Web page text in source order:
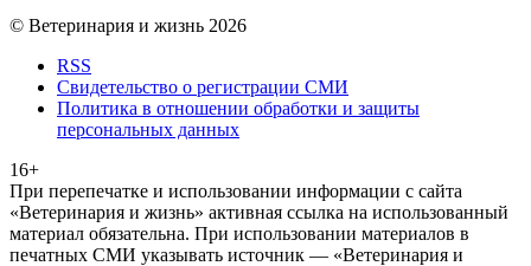
© Ветеринария и жизнь 2026
RSS
Свидетельство о регистрации СМИ
Политика в отношении обработки и защиты
персональных данных
16+
При перепечатке и использовании информации с сайта
«Ветеринария и жизнь» активная ссылка на использованный
материал обязательна. При использовании материалов в
печатных СМИ указывать источник — «Ветеринария и